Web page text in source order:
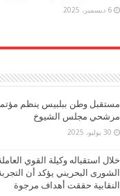
6 ديسمبر، 2025
مستقبل وطن ببلبيس ينظم
مرشحي مجلس الشيوخ
30 يوليو، 2025
خلال استقباله وكيلة القوي
الشورى البحريني يؤكد أن
النقابية حققت أهداف مرجوة